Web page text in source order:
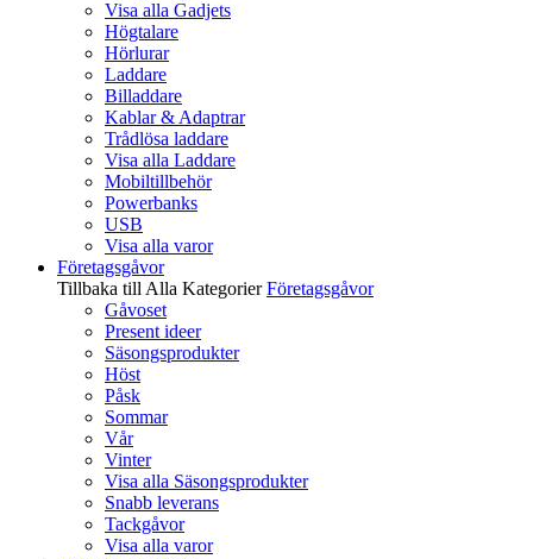
Visa alla Gadjets
Högtalare
Hörlurar
Laddare
Billaddare
Kablar & Adaptrar
Trådlösa laddare
Visa alla Laddare
Mobiltillbehör
Powerbanks
USB
Visa alla varor
Företagsgåvor
Tillbaka till Alla Kategorier Företagsgåvor
Gåvoset
Present ideer
Säsongsprodukter
Höst
Påsk
Sommar
Vår
Vinter
Visa alla Säsongsprodukter
Snabb leverans
Tackgåvor
Visa alla varor